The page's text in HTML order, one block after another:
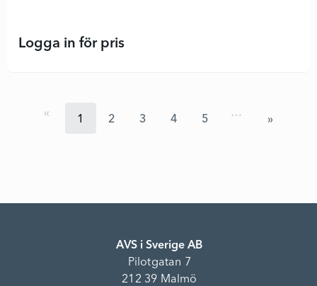
Logga in för prisTrapetsjack - 8978259 - Lägg i
1 2 3 4 5
…
AVS i Sverige AB
Pilotgatan 7
212 39 Malmö